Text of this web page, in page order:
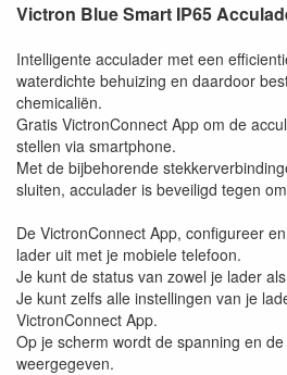
Victron Blue Smart IP65
Intelligente acculader met een
waterdichte behuizing en daardoor
chemicaliën.
Gratis VictronConnect App om de
stellen via smartphone.
Met de bijbehorende
sluiten, acculader is beveiligd tegen
De VictronConnect App, configureer
lader uit met je mobiele telefoon.
Je kunt de status van zowel je lader
Je kunt zelfs alle instellingen van je
VictronConnect App.
Op je scherm wordt de spanning en
weergegeven.